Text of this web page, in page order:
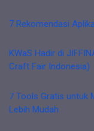
7 Rekomendasi
KWaS Hadir di
Craft Fair Indonesia)
7 Tools Gratis untuk
Lebih Mudah